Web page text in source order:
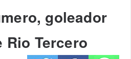
goleador
Rio Tercero